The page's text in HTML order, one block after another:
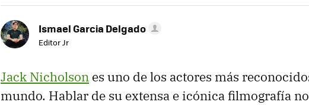
Ismael Garcia Delgado
Editor Jr
Jack Nicholson es uno de los actores más
mundo. Hablar de su extensa e icónica filmografía